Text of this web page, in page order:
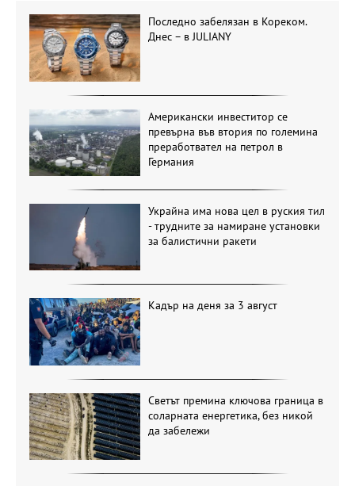
Последно забелязан в Кореком.
Днес – в JULIANY
Американски инвеститор се
превърна във втория по големина
преработвател на петрол в
Германия
Украйна има нова цел в руския тил
- трудните за намиране установки
за балистични ракети
Кадър на деня за 3 август
Светът премина ключова граница в
соларната енергетика, без никой
да забележи